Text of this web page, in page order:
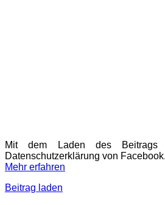
Mit dem Laden des Beitrags
Datenschutzerklärung von Facebook.
Mehr erfahren
Beitrag laden